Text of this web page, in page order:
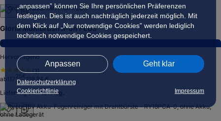
„anpassen” können Sie Ihre persönlichen Präferenzen
festlegen. Dies ist auch nachträglich jederzeit möglich. Mit
dem Klick auf „Nur notwendige Cookies” werden lediglich
technisch notwendige Cookies gespeichert.
Anpassen Geht klar
Datenschutzerklärung
Cookierichtlinie
Impressum
Gloria MultiBrush li-on PLUS
8,3
Hervorragend
(3)
ab
118,84 €
Lieferung 11. – 12. Aug.